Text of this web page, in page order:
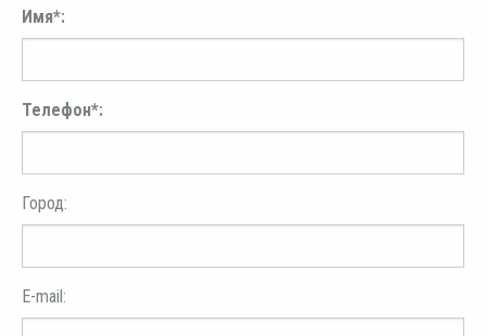
Имя*:
Телефон*:
Город:
E-mail: